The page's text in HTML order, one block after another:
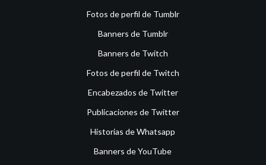
Fotos de perfil de Tumblr
Banners de Tumblr
Banners de Twitch
Fotos de perfil de Twitch
Encabezados de Twitter
Publicaciones de Twitter
Historias de Whatsapp
Banners de YouTube